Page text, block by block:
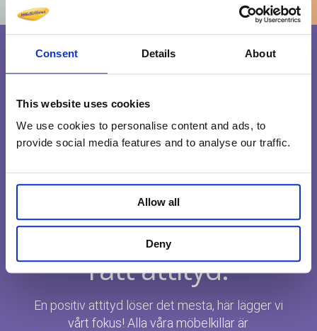
Consent Details About
This website uses cookies
We use cookies to personalise content and ads, to
provide social media features and to analyse our traffic.
Allow all
Deny
Medarbetare med
rätt attityd.
En positiv attityd löser det mesta, här lägger vi
vårt fokus! Alla våra möbelkillar är